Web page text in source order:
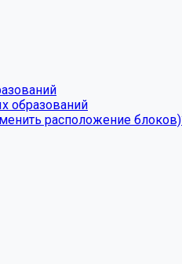
образований
расположение